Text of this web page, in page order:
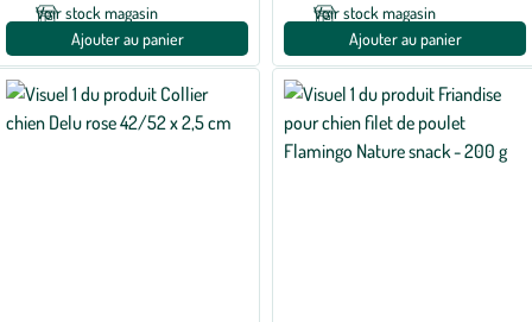
Voir stock magasin
Ajouter au panier
Voir stock magasin
Ajouter au panier